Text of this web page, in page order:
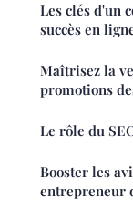
Les clés d'un
succès en
Maîtrisez la
promotions
Le rôle du
Booster les
entrepreneur